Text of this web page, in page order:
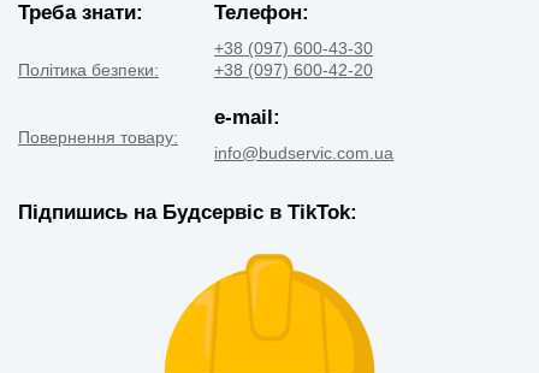
Треба знати:
Політика безпеки:
Повернення товару:
Телефон:
+38 (097) 600-43-30
+38 (097) 600-42-20
e-mail:
info@budservic.com.ua
Підпишись на Будсервіс в TikTok: